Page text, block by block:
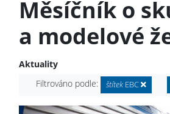
Měsíčník o
a modelové
Aktuality
Filtrováno podle:
štítek EBC